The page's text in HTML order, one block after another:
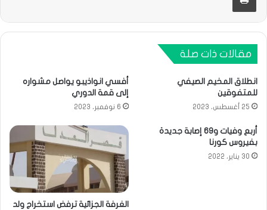
مقالات ذات صلة
انطلاق المخيم الصيفي
للمتفوقين
25 أغسطس، 2023
أفسي انواذيبو يواصل مشواره
إلى قمة الدوري
6 نوفمبر، 2023
أربع وفيات و69 إصابة جديدة
بفيروس كورنا
30 يناير، 2022
الغرفة الجزائية ترفض استخراج ولد